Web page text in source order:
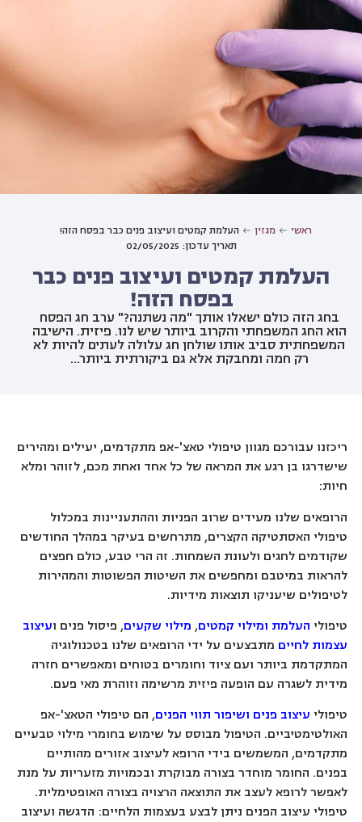
ראשי מגזין
העלמת קמטים ועיצוב פנים כבר בפסח הזה!
תאריך עדכון: 02/05/2025
העלמת קמטים ועיצוב פנים כבר
בפסח הזה!
בחג הזה כולם ישאלו אותך "מה נשתנה?" ערב חג הפסח
הוא החג המשפחתי והקרוב ביותר שיש לנו. פיזית. הישיבה
המשפחתית סביב אותו שולחן חג עלולה לעתים להיות לא
רק חמה ומחבקת אלא גם ביקורתית ביותר...
ריכזנו עבורכם מגוון טיפולי טאצ'-אפ מתקדמים, יעילים ומהירים
שישדרגו בן רגע את המראה של כל אחד ואחת מכם, לזוהר ומלא
חיות:
הרופאים שלנו מעידים שרוב הפניות וההתעניינות במכלול
טיפולי האסתטיקה הקצרים, מתרחשים בעיקר במהלך החודשים
שקודמים לחגים ולעונת השמחות. זה הרי טבע, כולם חפצים
להראות במיטבם ומחפשים את השיטות הפשוטות והמהירות
לטיפולים שיעניקו תוצאות מידיות.
טיפולי העלמת ומילוי קמטים, מילוי שקעים, פיסול פנים ועיצוב
עצמות לחיים מתבצעים על ידי הרופאים שלנו בטכנולוגיה
המתקדמת ביותר ועם ציוד וחומרים בטוחים ומאפשרים חזרה
מידית לשגרה עם הופעה פיזית מרשימה וזוהרת מאי פעם.
טיפולי עיצוב פנים ושיפור תווי הפנים, הם טיפולי הטאצ'-אפ
האולטימטיביים. הטיפול מבוסס על שימוש בחומרי מילוי טבעיים
מתקדמים, המשמשים בידי הרופא לעיצוב אזורים מהותיים
בפנים. החומר מוחדר בצורה מבוקרת ובכמויות מזעריות על מנת
לאפשר לרופא לעצב את התוצאה הרצויה בצורה האופטימלית.
טיפולי עיצוב הפנים ניתן לבצע בעצמות הלחיים: הדגשה ועיצוב